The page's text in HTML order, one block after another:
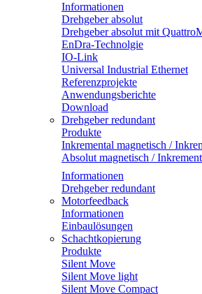
Informationen
Drehgeber absolut
Drehgeber absolut mit
EnDra-Technolgie
IO-Link
Universal Industrial Ethernet
Referenzprojekte
Anwendungsberichte
Download
Drehgeber redundant
Produkte
Inkremental magnetisch /
Absolut magnetisch /
Informationen
Drehgeber redundant
Motorfeedback
Informationen
Einbaulösungen
Schachtkopierung
Produkte
Silent Move
Silent Move light
Silent Move Compact